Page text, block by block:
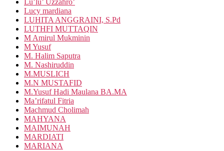
Lu’lu’ Uzzahro’
Lucy mardiana
LUHITA ANGGRAINI, S.Pd
LUTHFI MUTTAQIN
M Amirul Mukminin
M Yusuf
M. Halim Saputra
M. Nashiruddin
M.MUSLICH
M.N MUSTAFID
M.Yusuf Hadi Maulana BA.MA
Ma’rifatul Fitria
Machmud Cholimah
MAHYANA
MAIMUNAH
MARDIATI
MARIANA